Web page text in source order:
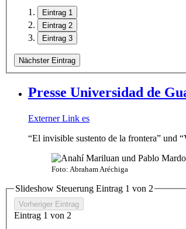
Eintrag 1
Eintrag 2
Eintrag 3
Nächster Eintrag
Presse Universidad de
Externer Link es
“El invisible sustento de la frontera” und
Foto: Abraham Aréchiga
Slideshow Steuerung Eintrag 1 von 2
Vorheriger Eintrag
Eintrag 1 von 2